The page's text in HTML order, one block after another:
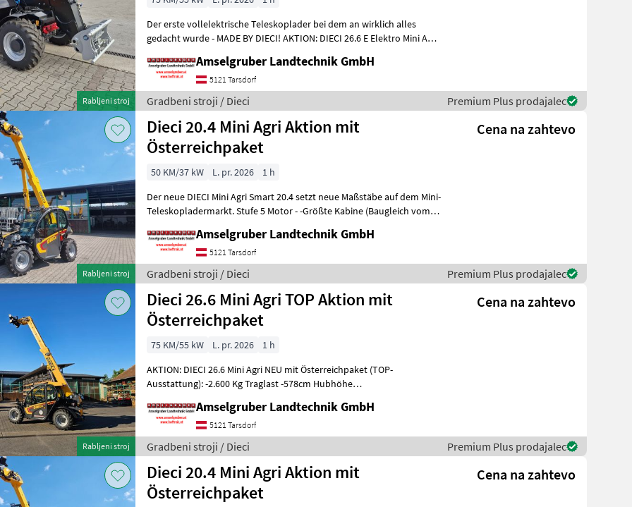
Rabljeni stroj
Der erste vollelektrische Teleskoplader bei dem an wirklich alles
gedacht wurde - MADE BY DIECI! AKTION: DIECI 26.6 E Elektro Mini Agri
Amselgruber Landtechnik GmbH
5121 Tarsdorf
Gradbeni stroji / Dieci Premium Plus prodajalec
Rabljeni stroj
Dieci 20.4 Mini Agri Aktion mit
Österreichpaket
Cena na zahtevo
50 KM/37 kW L. pr. 2026
1 h
Der neue DIECI Mini Agri Smart 20.4 setzt neue Maßstäbe auf dem Mini-
Teleskopladermarkt. Stufe 5 Motor - -Größte Kabine (Baugleich vom
Amselgruber Landtechnik GmbH
5121 Tarsdorf
Gradbeni stroji / Dieci Premium Plus prodajalec
Rabljeni stroj
Dieci 26.6 Mini Agri TOP Aktion mit
Österreichpaket
Cena na zahtevo
75 KM/55 kW L. pr. 2026
1 h
AKTION: DIECI 26.6 Mini Agri NEU mit Österreichpaket (TOP-
Ausstattung): -2.600 Kg Traglast -578cm Hubhöhe
Amselgruber Landtechnik GmbH
5121 Tarsdorf
Gradbeni stroji / Dieci Premium Plus prodajalec
Dieci 20.4 Mini Agri Aktion mit
Österreichpaket
Cena na zahtevo